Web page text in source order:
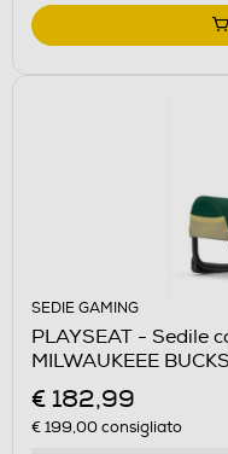
SEDIE GAMING
PLAYSEAT - Sedile
MILWAUKEEE
€ 182,99
€ 199,00consigliato